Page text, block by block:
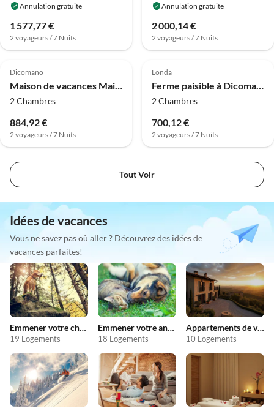
Annulation gratuite
1 577,77 €
2 voyageurs / 7 Nuits
Annulation gratuite
2 000,14 €
2 voyageurs / 7 Nuits
4.0 (5)
Dicomano
Maison de vacances Maison attrayante avec piscine
2 Chambres
884,92 €
2 voyageurs / 7 Nuits
4.5 (2)
Londa
Ferme paisible à Dicomano
2 Chambres
700,12 €
2 voyageurs / 7 Nuits
Tout Voir
Idées de vacances
Vous ne savez pas où aller ? Découvrez des idées de
vacances parfaites!
Emmener votre chien en vacances
19 Logements
Emmener votre animal en vacances
18 Logements
Appartements de vacances pas chers
10 Logements